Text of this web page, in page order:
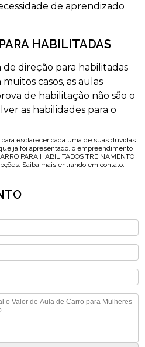
de aprendizado
HABILITADAS
direção para habilitadas
casos, as aulas
de habilitação não são o
as habilidades para o
esclarecer cada uma de suas dúvidas
já foi apresentado, o empreendimento
PARA HABILITADOS TREINAMENTO
Saiba mais entrando em contato.